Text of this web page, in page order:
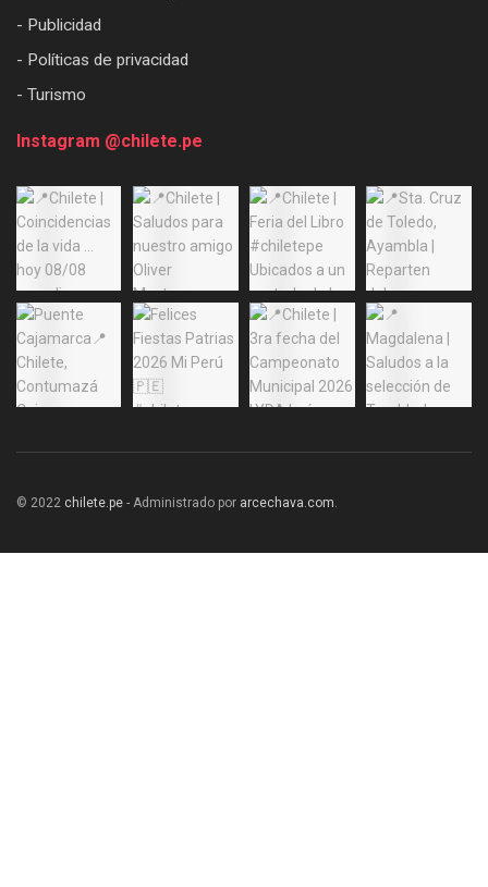
- Publicidad
- Políticas de privacidad
- Turismo
Instagram @chilete.pe
© 2022 chilete.pe - Administrado por arcechava.com.